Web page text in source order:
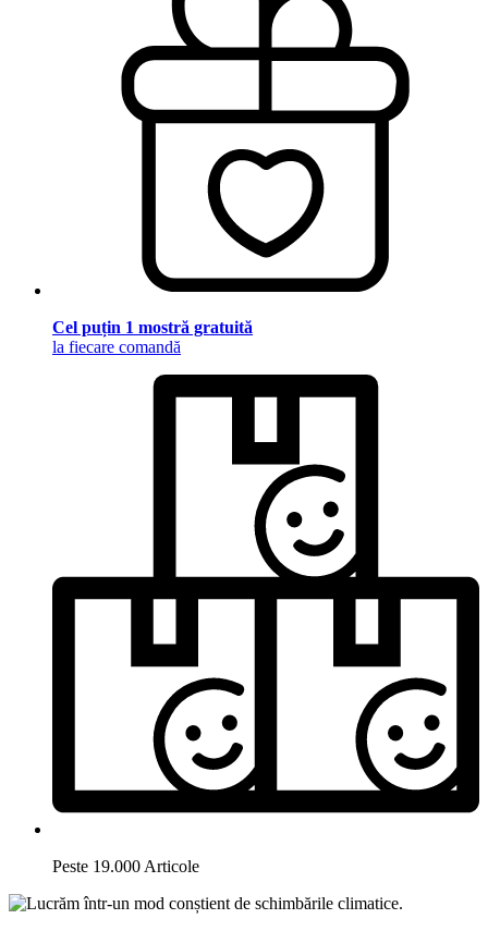
Cel puțin 1 mostră gratuită
la fiecare comandă
Peste 19.000 Articole